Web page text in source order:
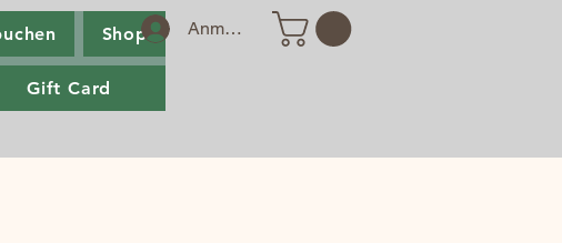
Shop
Gift Card
Anmelden